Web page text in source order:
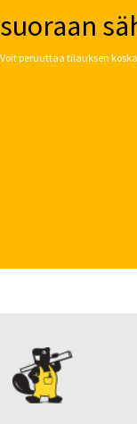
suoraan
Voit peruuttaa tilauksen